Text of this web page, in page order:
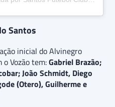
Santos
inicial do Alvinegro
Vozão tem:Gabriel Brazão;
João Schmidt, Diego
(Otero), Guilherme e